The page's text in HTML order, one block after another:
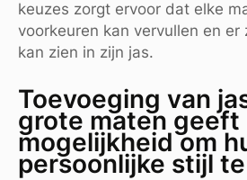
keuzes zorgt ervoor dat elke
voorkeuren kan vervullen en
kan zien in zijn jas.
Toevoeging van
grote maten geeft
mogelijkheid om
persoonlijke stijl